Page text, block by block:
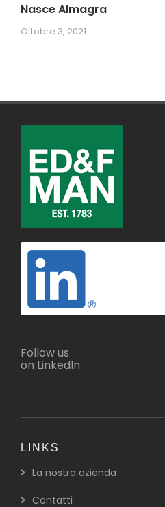
Nasce Almagra
Ottobre 3, 2021
Follow us
on LinkedIn
LINKS
La nostra azienda
Contatti